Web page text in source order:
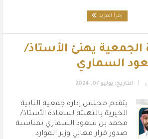
إقرأ المزيد
يهنئ الأستاذ/
السماري
التاريخ: يوليو 07, 2024
يتقدم مجلس إدارة جمعية النابية
الخيرية بالتهنئة لسعادة الأستاذ/
محمد بن سعود السماري بمناسبة
صدور قرار معالي وزير الموارد